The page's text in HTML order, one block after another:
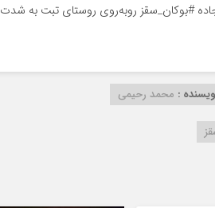
: محمد رحیمی